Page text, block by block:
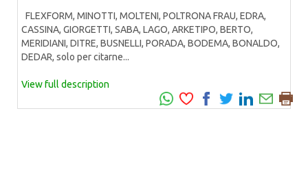
FLEXFORM, MINOTTI, MOLTENI, POLTRONA FRAU, EDRA,
CASSINA, GIORGETTI, SABA, LAGO, ARKETIPO, BERTO,
MERIDIANI, DITRE, BUSNELLI, PORADA, BODEMA, BONALDO,
DEDAR, solo per citarne...
View full description